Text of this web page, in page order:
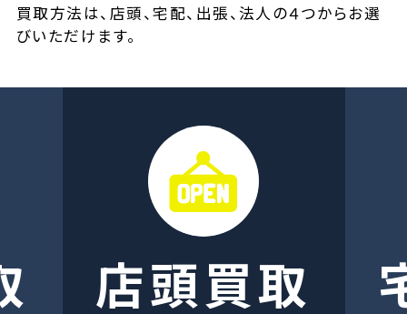
買取方法は、店頭、宅配、出張、法人の４つからお選
びいただけます。
店頭買取